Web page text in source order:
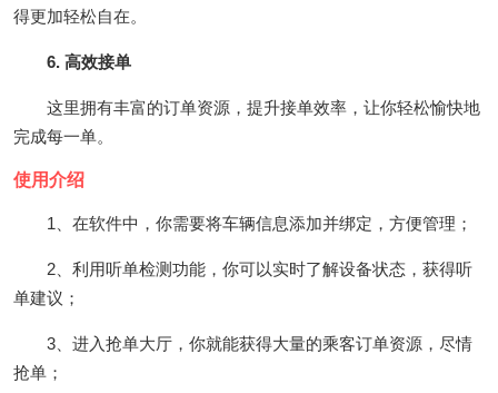
得更加轻松自在。
6. 高效接单
这里拥有丰富的订单资源，提升接单效率，让你轻松愉快地
完成每一单。
使用介绍
1、在软件中，你需要将车辆信息添加并绑定，方便管理；
2、利用听单检测功能，你可以实时了解设备状态，获得听
单建议；
3、进入抢单大厅，你就能获得大量的乘客订单资源，尽情
抢单；